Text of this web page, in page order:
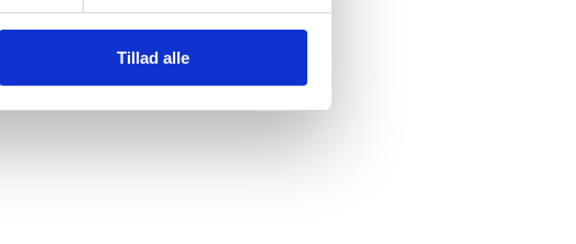
Tillad alle